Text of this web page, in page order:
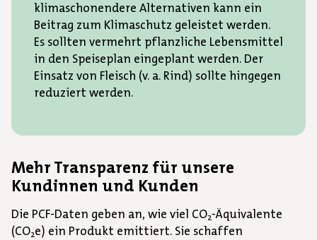
klimaschonendere Alternativen kann ein
Beitrag zum Klimaschutz geleistet werden.
Es sollten vermehrt pflanzliche Lebensmittel
in den Speiseplan eingeplant werden. Der
Einsatz von Fleisch (v. a. Rind) sollte hingegen
reduziert werden.
Mehr Transparenz für unsere
Kundinnen und Kunden
Die PCF-Daten geben an, wie viel CO2-Äquivalente
(CO2e) ein Produkt emittiert. Sie schaffen